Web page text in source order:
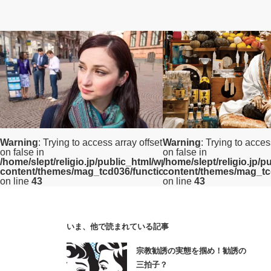
Warning: Trying to access array offset
on false in
/home/slept/religio.jp/public_html/wp/wp-
content/themes/mag_tcd036/functions/category.php
on line 43
エホバの証人に美人が多いか調べてみた
Warning: Trying to
on false in
/home/slept/religio.jp/
content/themes/
on line 43
ユタは沖縄の占い師【当た
いま、他で読まれている記事
宗教勧誘の実態を掴め！勧誘の
三拍子？